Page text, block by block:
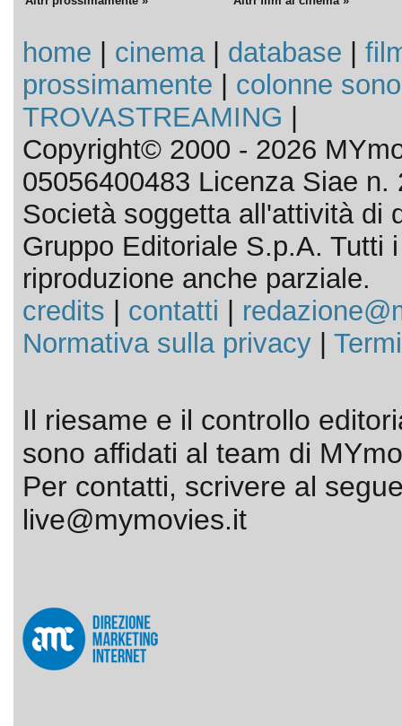
home cinema| database
prossimamente
colonne
TROVASTREAMING
Copyright© 2000 - 2026
05056400483 Licenza Siae n.
Società soggetta all'attività di
Gruppo Editoriale S.p.A. Tutti
riproduzione anche parziale.
credits
contatti
Normativa sulla privacy|
Il riesame e il controllo
sono affidati al team di
Per contatti, scrivere al
live@mymovies.it